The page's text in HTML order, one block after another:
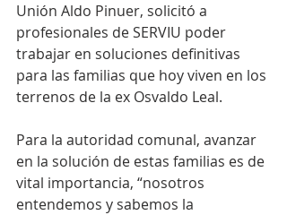
Unión Aldo Pinuer, solicitó a
profesionales de SERVIU poder
trabajar en soluciones definitivas
para las familias que hoy viven en los
terrenos de la ex Osvaldo Leal.
Para la autoridad comunal, avanzar
en la solución de estas familias es de
vital importancia, “nosotros
entendemos y sabemos la